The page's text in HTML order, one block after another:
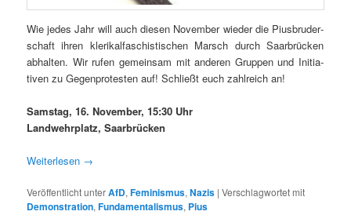
Wie jedes Jahr will auch diesen Novem­ber wieder die Pius­brud­er­
schaft ihren klerikalfaschis­tis­chen Marsch durch Saar­brück­en
abhal­ten. Wir rufen gemein­sam mit anderen Grup­pen und Ini­tia­
tiv­en zu Gegen­protesten auf! Schließt euch zahlre­ich an!
Sam­stag, 16. Novem­ber, 15:30 Uhr
Landwehrplatz, Saar­brück­en
Weit­er­lesen →
Veröffentlicht unterAfD,Feminismus,Nazis |Verschlagwortet mit
Demonstration,Fundamentalismus, Pius